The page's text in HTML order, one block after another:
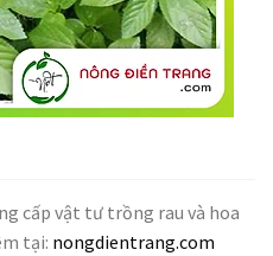
cấp vật tư trồng rau và hoa
tại: nongdientrang.com